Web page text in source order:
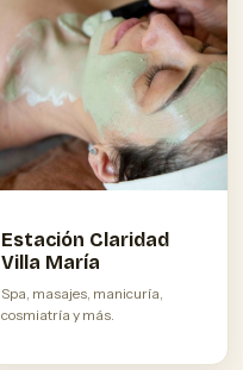
Estación Claridad
Villa María
Spa, masajes, manicuría,
cosmiatría y más.